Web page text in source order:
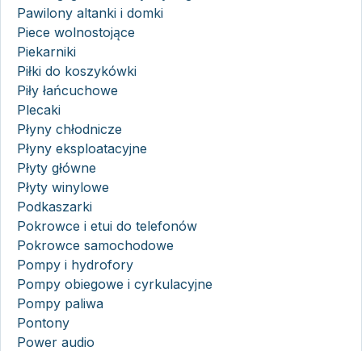
Pawilony altanki i domki
Piece wolnostojące
Piekarniki
Piłki do koszykówki
Piły łańcuchowe
Plecaki
Płyny chłodnicze
Płyny eksploatacyjne
Płyty główne
Płyty winylowe
Podkaszarki
Pokrowce i etui do telefonów
Pokrowce samochodowe
Pompy i hydrofory
Pompy obiegowe i cyrkulacyjne
Pompy paliwa
Pontony
Power audio